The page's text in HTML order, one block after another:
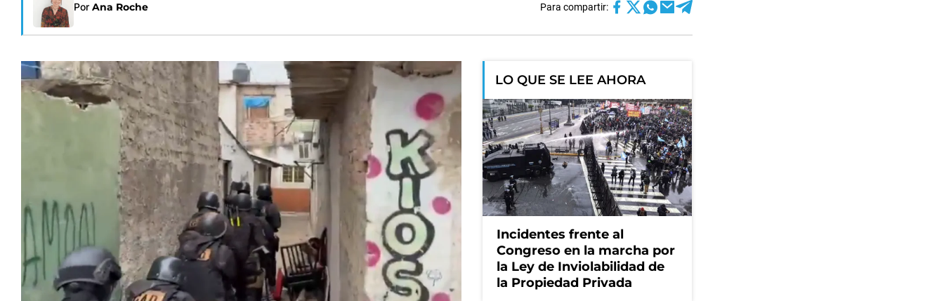
Por Ana Roche Para compartir:
LO QUE SE LEE AHORA
Incidentes frente al
Congreso en la marcha por
la Ley de Inviolabilidad de
la Propiedad Privada